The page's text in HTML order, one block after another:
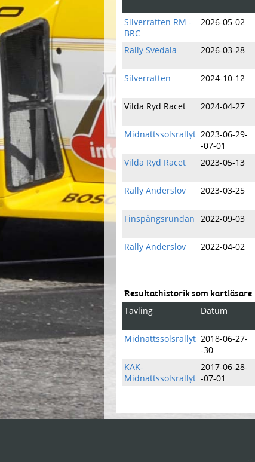
Silverratten RM -
BRC
2026-05-02
Rally Svedala 2026-03-28
Silverratten 2024-10-12
Vilda Ryd Racet
2024-04-27
Midnattssolsrallyt 2023-06-29-
-07-01
Vilda Ryd Racet 2023-05-13
Rally Anderslöv 2023-03-25
Finspångsrundan 2022-09-03
Rally Anderslöv 2022-04-02
Resultathistorik som kartläsare
Tävling Datum
Midnattssolsrallyt 2018-06-27-
-30
KAK-
Midnattssolsrallyt
2017-06-28-
-07-01